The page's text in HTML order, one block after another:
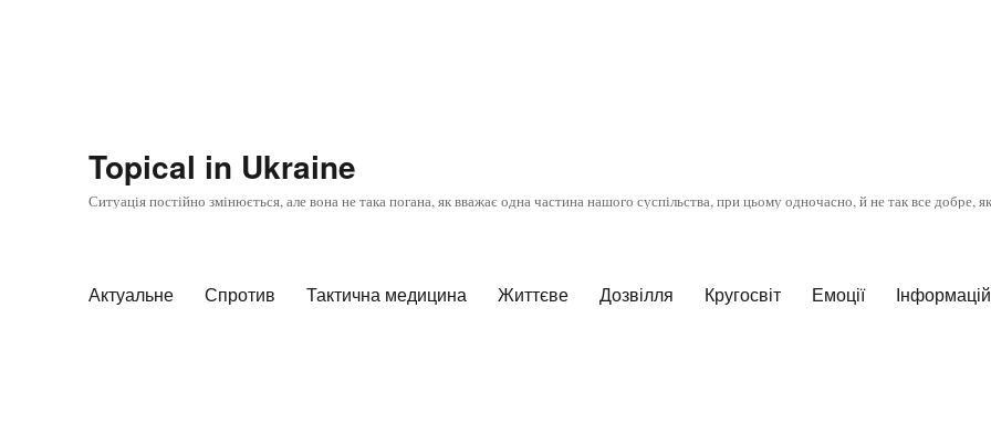
Topical in Ukraine
Ситуація постійно змінюється, але вона не така погана, як вважає одна частина нашого суспільства, при цьому одночасно, й не так все добре,
Актуальне Спротив Тактична медицина Життєве Дозвілля Кругосвіт Емоції